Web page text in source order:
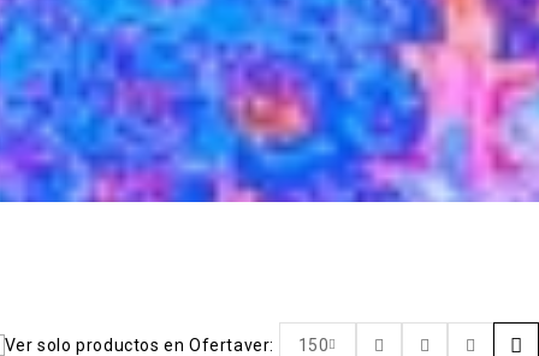
Ver solo productos en Ofertaver: 150